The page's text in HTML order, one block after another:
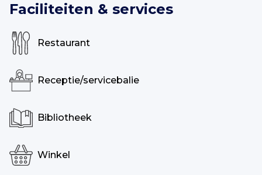
Faciliteiten & services
Restaurant
Receptie/servicebalie
Bibliotheek
Winkel